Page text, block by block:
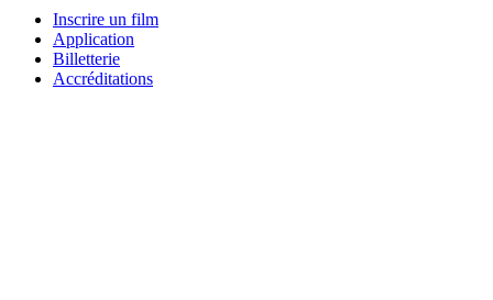
Inscrire un film
Application
Billetterie
Accréditations